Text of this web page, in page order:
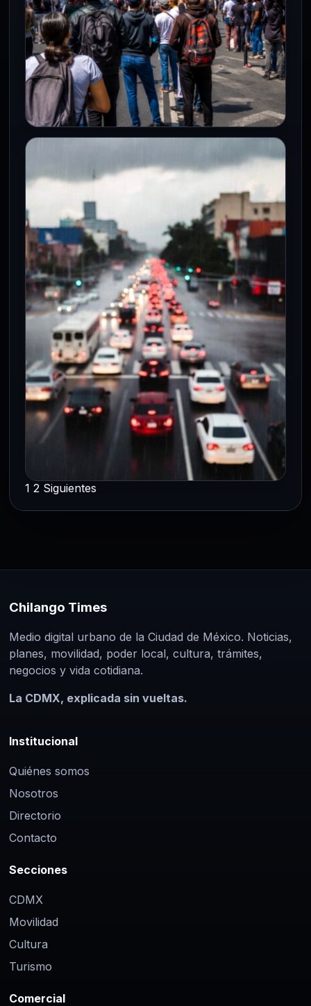
Manifestantes tomarán calles de la
CDMX para exigir justicia, agua y
mejores condiciones laborales
30 Jul 2026
Ciudad de México, 30 de julio de 2026. La
capital del país enfrentará este jueves
una jornada con…
30 Jul 2026
sociales y lluvias de hasta 25 mm prevén
Paginación
entradas
1 2 Siguientes
Chilango Times
Medio digital urbano de la Ciudad de México. Noticias,
planes, movilidad, poder local, cultura, trámites,
negocios y vida cotidiana.
La CDMX, explicada sin vueltas.
Institucional
Quiénes somos
Nosotros
Directorio
Contacto
Secciones
CDMX
Movilidad
Cultura
Turismo
Comercial